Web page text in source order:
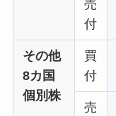
売
付
その他
8カ国
個別株
買
付
売